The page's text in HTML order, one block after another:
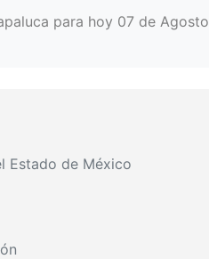
para hoy 07 de
Estado de México